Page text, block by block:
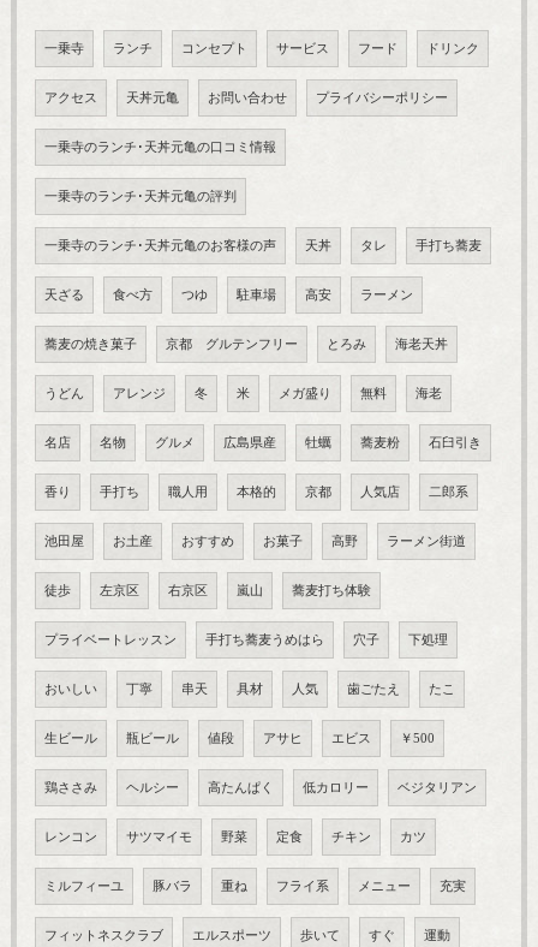
一乗寺 ランチ コンセプト サービス フード ドリンク
アクセス 天丼元亀 お問い合わせ プライバシーポリシー
一乗寺のランチ･天丼元亀の口コミ情報
一乗寺のランチ･天丼元亀の評判
一乗寺のランチ･天丼元亀のお客様の声 天丼 タレ 手打ち蕎麦
天ざる 食べ方 つゆ 駐車場 高安 ラーメン
蕎麦の焼き菓子 京都 グルテンフリー とろみ 海老天丼
うどん アレンジ 冬 米 メガ盛り 無料 海老
名店 名物 グルメ 広島県産 牡蠣 蕎麦粉 石臼引き
香り 手打ち 職人用 本格的 京都 人気店 二郎系
池田屋 お土産 おすすめ お菓子 高野 ラーメン街道
徒歩 左京区 右京区 嵐山 蕎麦打ち体験
プライベートレッスン 手打ち蕎麦うめはら 穴子 下処理
おいしい 丁寧 串天 具材 人気 歯ごたえ たこ
生ビール 瓶ビール 値段 アサヒ エビス ￥500
鶏ささみ ヘルシー 高たんぱく 低カロリー ベジタリアン
レンコン サツマイモ 野菜 定食 チキン カツ
ミルフィーユ 豚バラ 重ね フライ系 メニュー 充実
フィットネスクラブ エルスポーツ 歩いて すぐ 運動